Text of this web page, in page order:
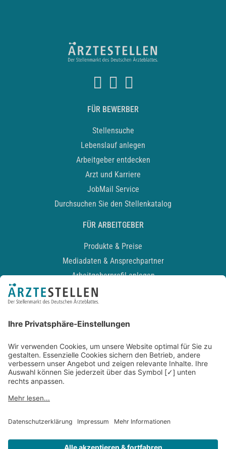
FÜR BEWERBER
Stellensuche
Lebenslauf anlegen
Arbeitgeber entdecken
Arzt und Karriere
JobMail Service
Durchsuchen Sie den Stellenkatalog
FÜR ARBEITGEBER
Produkte & Preise
Mediadaten & Ansprechpartner
Arbeitgeberprofil anlegen
Recruiting-Podcast
Kontakt
Datenschutz
Newsletter